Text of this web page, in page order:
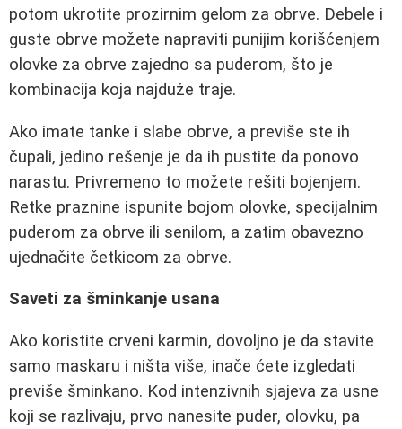
potom ukrotite prozirnim gelom za obrve. Debele i
guste obrve možete napraviti punijim korišćenjem
olovke za obrve zajedno sa puderom, što je
kombinacija koja najduže traje.
Ako imate tanke i slabe obrve, a previše ste ih
čupali, jedino rešenje je da ih pustite da ponovo
narastu. Privremeno to možete rešiti bojenjem.
Retke praznine ispunite bojom olovke, specijalnim
puderom za obrve ili senilom, a zatim obavezno
ujednačite četkicom za obrve.
Saveti za šminkanje usana
Ako koristite crveni karmin, dovoljno je da stavite
samo maskaru i ništa više, inače ćete izgledati
previše šminkano. Kod intenzivnih sjajeva za usne
koji se razlivaju, prvo nanesite puder, olovku, pa